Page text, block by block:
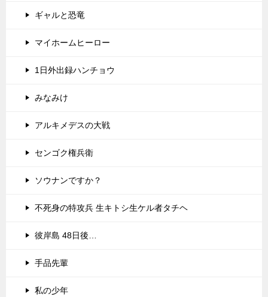
ギャルと恐竜
マイホームヒーロー
1日外出録ハンチョウ
みなみけ
アルキメデスの大戦
センゴク権兵衛
ソウナンですか？
不死身の特攻兵 生キトシ生ケル者タチヘ
彼岸島 48日後…
手品先輩
私の少年